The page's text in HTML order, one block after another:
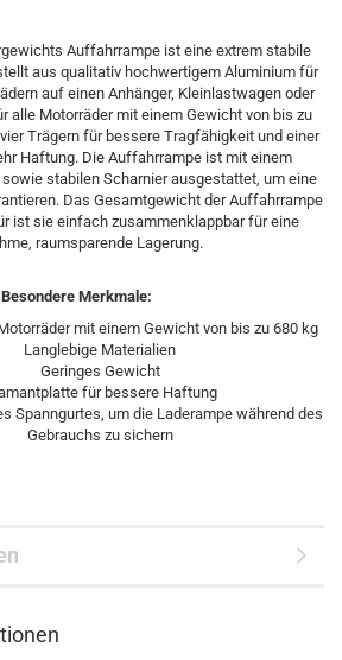
Auffahrrampe ist eine extrem stabile
aus qualitativ hochwertigem Aluminium für
auf einen Anhänger, Kleinlastwagen oder
alle Motorräder mit einem Gewicht von bis zu
Trägern für bessere Tragfähigkeit und einer
Haftung. Die Auffahrrampe ist mit einem
stabilen Scharnier ausgestattet, um eine
Das Gesamtgewicht der Auffahrrampe
ist sie einfach zusammenklappbar für eine
raumsparende Lagerung.
Besondere Merkmale:
mit einem Gewicht von bis zu 680 kg
Langlebige Materialien
Geringes Gewicht
für bessere Haftung
Spanngurtes, um die Laderampe während des
Gebrauchs zu sichern